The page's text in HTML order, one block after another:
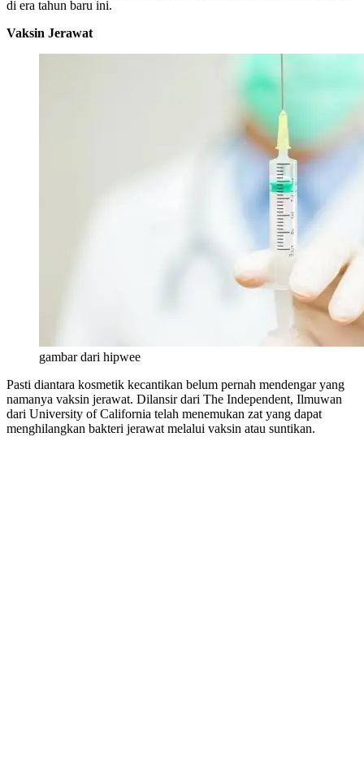
di era tahun baru ini.
Vaksin Jerawat
gambar dari hipwee
Pasti diantara kosmetik kecantikan belum pernah mendengar yang
namanya vaksin jerawat. Dilansir dari The Independent, Ilmuwan
dari University of California telah menemukan zat yang dapat
menghilangkan bakteri jerawat melalui vaksin atau suntikan.